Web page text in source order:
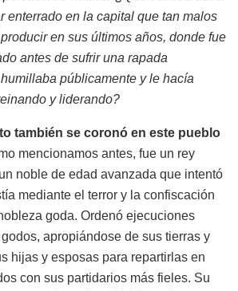
enterrado en la capital que tan malos
en sus últimos años, donde fue
antes de sufrir una rapada
públicamente y le hacía
y liderando?
también se coronó en este pueblo
mencionamos antes, fue un rey
noble de edad avanzada que intentó
mediante el terror y la confiscación
goda. Ordenó ejecuciones
apropiándose de sus tierras y
hijas y esposas para repartirlas en
con sus partidarios más fieles. Su